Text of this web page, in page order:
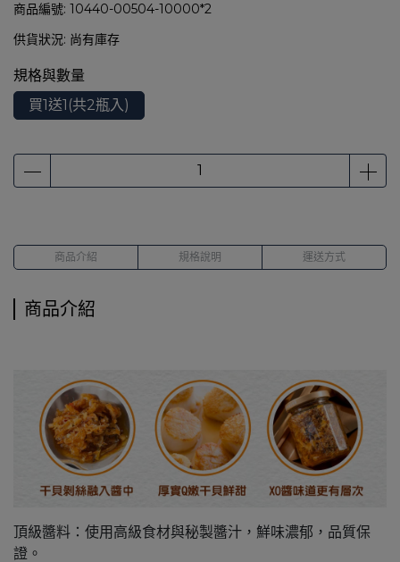
商品編號: 10440-00504-10000*2
供貨狀況: 尚有庫存
規格與數量
買1送1(共2瓶入)
商品介紹 規格說明 運送方式
商品介紹
頂級醬料：使用高級食材與秘製醬汁，鮮味濃郁，品質保
證。